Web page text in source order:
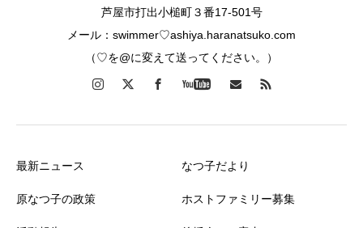
芦屋市打出小槌町３番17-501号
メール：swimmer♡ashiya.haranatsuko.com
（♡を@に変えて送ってください。）
最新ニュース
原なつ子の政策
なつ子だより
ホストファミリー募集